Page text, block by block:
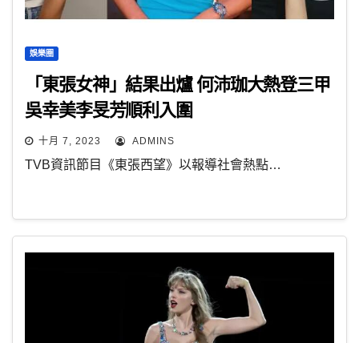
娛樂圈
「東張女神」結果出爐 何沛珈大熱登三甲
吳幸美李旻芳順利入圍
十月 7, 2023 ADMINS
TVB資訊節目《東張西望》以報導社會熱點…